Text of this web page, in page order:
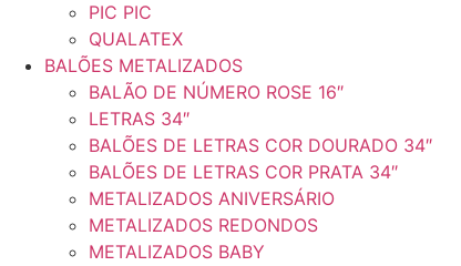
PIC PIC
QUALATEX
BALÕES METALIZADOS
BALÃO DE NÚMERO ROSE 16″
LETRAS 34″
BALÕES DE LETRAS COR DOURADO 34″
BALÕES DE LETRAS COR PRATA 34″
METALIZADOS ANIVERSÁRIO
METALIZADOS REDONDOS
METALIZADOS BABY